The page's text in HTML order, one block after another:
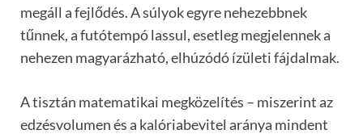
megáll a fejlődés. A súlyok egyre nehezebbnek
tűnnek, a futótempó lassul, esetleg megjelennek a
nehezen magyarázható, elhúzódó ízületi fájdalmak.
A tisztán matematikai megközelítés – miszerint az
edzésvolumen és a kalóriabevitel aránya mindent